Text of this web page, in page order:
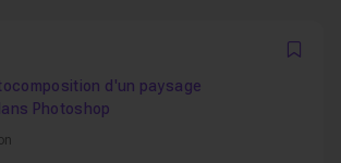
d'un paysage
Photoshop